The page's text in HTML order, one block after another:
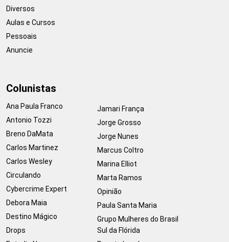
Diversos
Aulas e Cursos
Pessoais
Anuncie
Colunistas
Ana Paula Franco
Antonio Tozzi
Breno DaMata
Carlos Martinez
Carlos Wesley
Circulando
Cybercrime Expert
Debora Maia
Destino Mágico
Drops
Jamari França
Jorge Grosso
Jorge Nunes
Marcus Coltro
Marina Elliot
Marta Ramos
Opinião
Paula Santa Maria
Grupo Mulheres do Brasil
Sul da Flórida